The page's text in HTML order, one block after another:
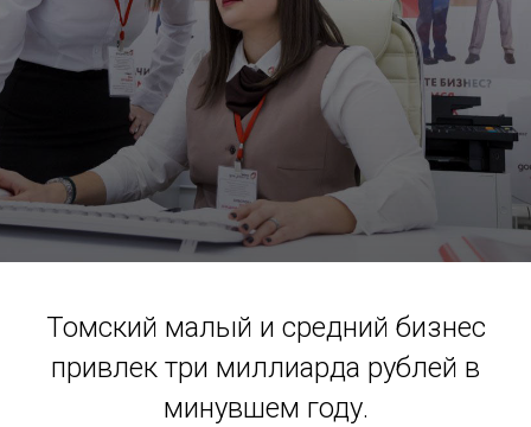
Томский малый и средний бизнес
привлек три миллиарда рублей в
минувшем году.